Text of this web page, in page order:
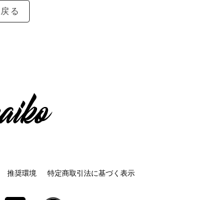
戻る
推奨環境 特定商取引法に基づく表示